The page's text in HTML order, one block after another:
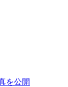
を公開